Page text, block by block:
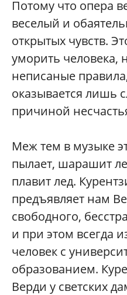
Потому что опера
веселый и
открытых чувств.
уморить
неписаные
оказывается лишь
причиной
Меж тем в музыке
пылает, шарашит
плавит лед.
предъявляет нам
свободного,
и при этом всегда
человек с
образованием.
Верди у светских